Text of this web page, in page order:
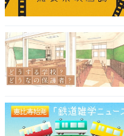
アクセス・料金情報は
アクセス
所在地：大阪府大阪狭山
道310号線沿いに位置し
ています。